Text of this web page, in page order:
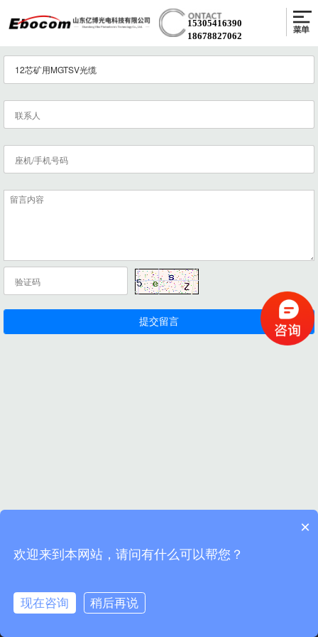
15305416390
18678827062
首页 电话
×
欢迎来到本网站，请问有什么可以帮您？
现在咨询 稍后再说